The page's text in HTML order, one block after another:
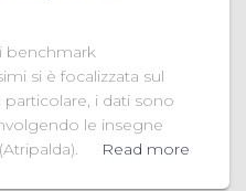
benchmark
si è focalizzata sul
i dati sono
le insegne
Read more